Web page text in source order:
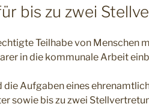
bis zu zwei
Teilhabe von Menschen
in die kommunale Arbeit
Aufgaben eines
sowie bis zu zwei